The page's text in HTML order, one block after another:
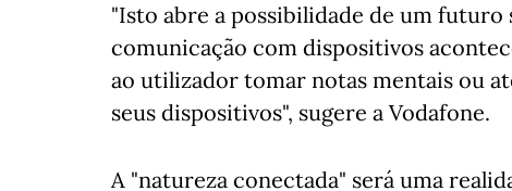
"Isto abre a possibilidade de um futuro
comunicação com dispositivos
ao utilizador tomar notas mentais ou
seus dispositivos", sugere a Vodafone.
A "natureza conectada" será uma